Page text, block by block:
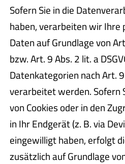
Sofern Sie in die
haben, verarbeiten wir Ihre
Daten auf Grundlage von
bzw. Art. 9 Abs. 2 lit. a
Datenkategorien nach Art.
verarbeitet werden. Sofern
von Cookies oder in den
in Ihr Endgerät (z. B. via
eingewilligt haben, erfolgt
zusätzlich auf Grundlage